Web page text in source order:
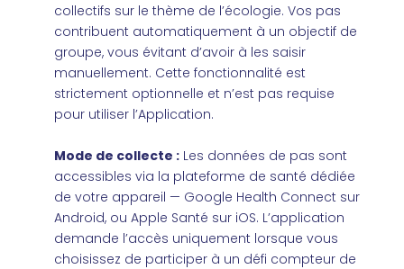
collectifs sur le thème de l’écologie. Vos pas
contribuent automatiquement à un objectif de
groupe, vous évitant d’avoir à les saisir
manuellement. Cette fonctionnalité est
strictement optionnelle et n’est pas requise
pour utiliser l’Application.
Mode de collecte :Les données de pas sont
accessibles via la plateforme de santé dédiée
de votre appareil — Google Health Connect sur
Android, ou Apple Santé sur iOS. L’application
demande l’accès uniquement lorsque vous
choisissez de participer à un défi compteur de